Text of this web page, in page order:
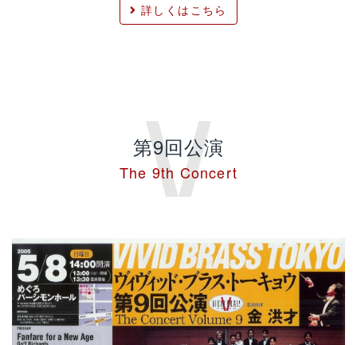
詳しくはこちら
第9回公演
The 9th Concert